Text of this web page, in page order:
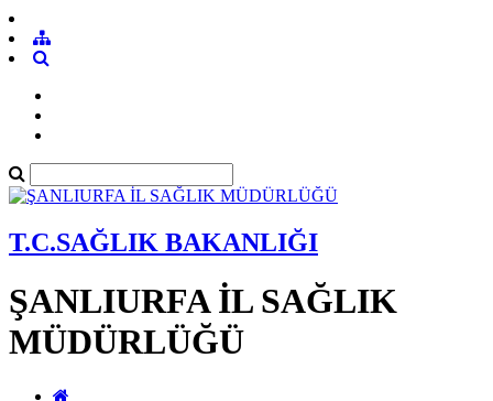
T.C.SAĞLIK BAKANLIĞI
ŞANLIURFA İL SAĞLIK
MÜDÜRLÜĞÜ